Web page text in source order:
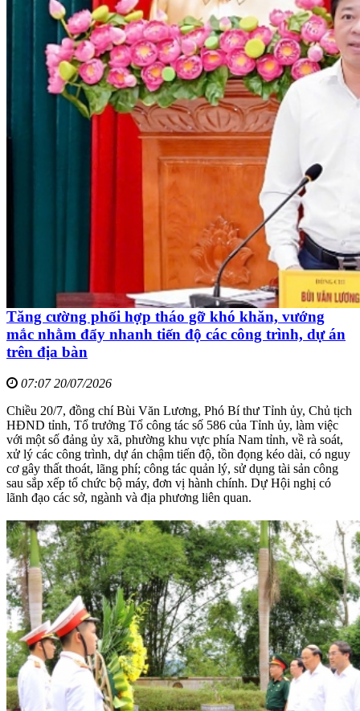
Tăng cường phối hợp tháo gỡ khó khăn, vướng
mắc nhằm đẩy nhanh tiến độ các công trình, dự án
trên địa bàn
07:07 20/07/2026
Chiều 20/7, đồng chí Bùi Văn Lương, Phó Bí thư Tỉnh ủy, Chủ tịch
HĐND tỉnh, Tổ trưởng Tổ công tác số 586 của Tỉnh ủy, làm việc
với một số đảng ủy xã, phường khu vực phía Nam tỉnh, về rà soát,
xử lý các công trình, dự án chậm tiến độ, tồn đọng kéo dài, có nguy
cơ gây thất thoát, lãng phí; công tác quản lý, sử dụng tài sản công
sau sắp xếp tổ chức bộ máy, đơn vị hành chính. Dự Hội nghị có
lãnh đạo các sở, ngành và địa phương liên quan.